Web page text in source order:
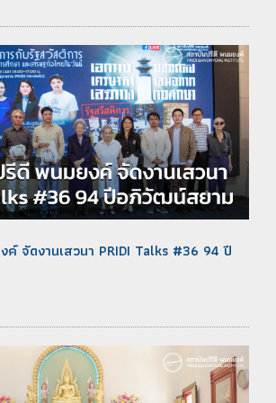
จัดงานเสวนา PRIDI Talks #36 94 ปี